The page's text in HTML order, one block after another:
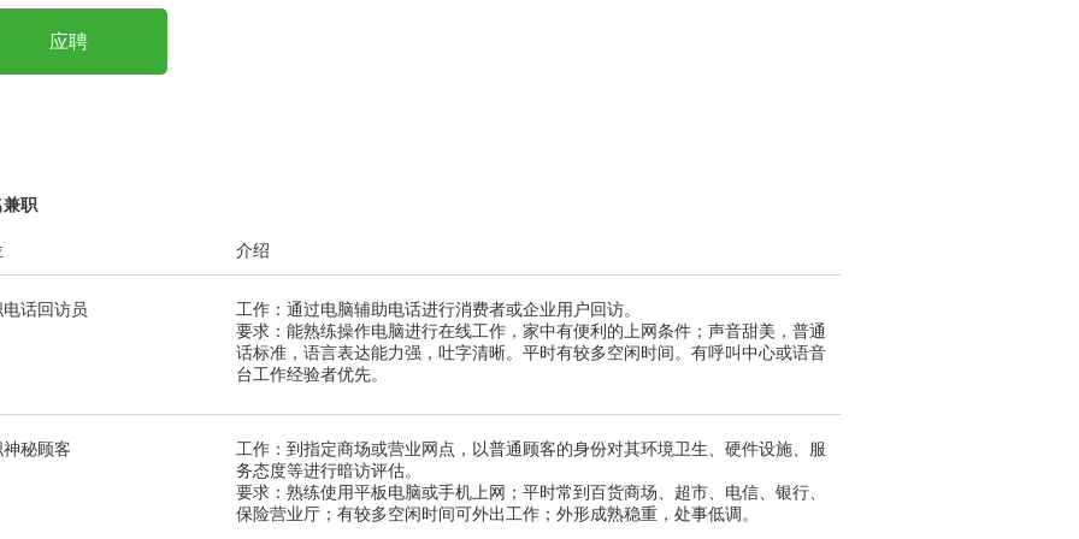
应聘
兼职
介绍
话回访员
工作：通过电脑辅助电话进行消费者或企业用户回访。
要求：能熟练操作电脑进行在线工作，家中有便利的上网条件；声音甜美，普通
话标准，语言表达能力强，吐字清晰。平时有较多空闲时间。有呼叫中心或语音
台工作经验者优先。
秘顾客
工作：到指定商场或营业网点，以普通顾客的身份对其环境卫生、硬件设施、服
务态度等进行暗访评估。
要求：熟练使用平板电脑或手机上网；平时常到百货商场、超市、电信、银行、
保险营业厅；有较多空闲时间可外出工作；外形成熟稳重，处事低调。